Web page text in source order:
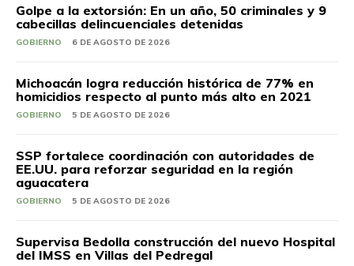
Golpe a la extorsión: En un año, 50 criminales y 9
cabecillas delincuenciales detenidas
GOBIERNO 6 DE AGOSTO DE 2026
Michoacán logra reducción histórica de 77% en
homicidios respecto al punto más alto en 2021
GOBIERNO 5 DE AGOSTO DE 2026
SSP fortalece coordinación con autoridades de
EE.UU. para reforzar seguridad en la región
aguacatera
GOBIERNO 5 DE AGOSTO DE 2026
Supervisa Bedolla construcción del nuevo Hospital
del IMSS en Villas del Pedregal